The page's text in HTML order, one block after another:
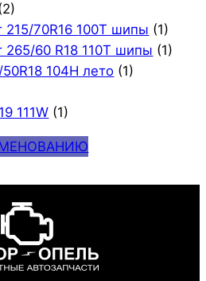
70R16 100T шипы (1)
60 R18 110T шипы (1)
104H лето (1)
111W (1)